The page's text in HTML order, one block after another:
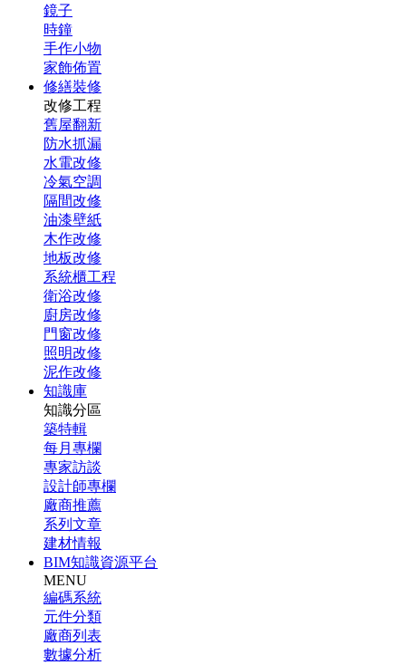
鏡子
時鐘
手作小物
家飾佈置
修繕裝修
改修工程
舊屋翻新
防水抓漏
水電改修
冷氣空調
隔間改修
油漆壁紙
木作改修
地板改修
系統櫃工程
衛浴改修
廚房改修
門窗改修
照明改修
泥作改修
知識庫
知識分區
築特輯
每月專欄
專家訪談
設計師專欄
廠商推薦
系列文章
建材情報
BIM知識資源平台
MENU
編碼系統
元件分類
廠商列表
數據分析